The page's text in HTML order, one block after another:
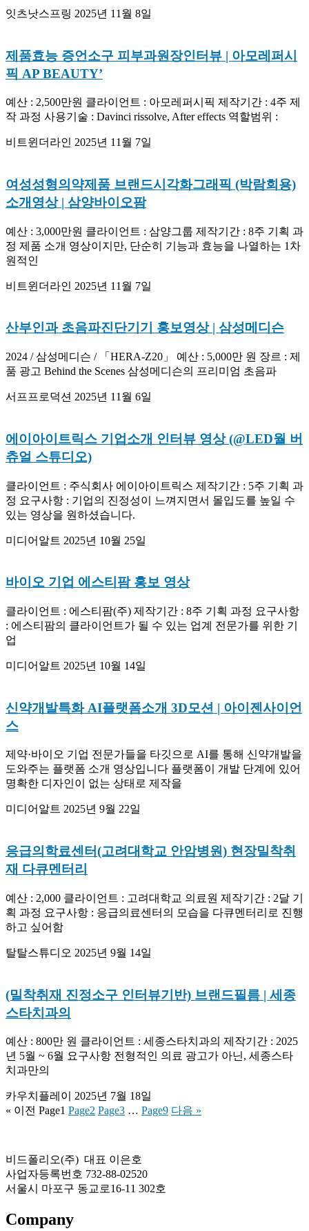
잇츠낫스프링 2025년 11월 8일
제품효능 증언소구 피부과원장인터뷰 | 아모레퍼시
픽 AP BEAUTY’
예산 : 2,500만원 클라이언트 : 아모레퍼시픽 제작기간 : 4주 제
작 과정 사용기술 : Davinci rissolve, After effects 역할범위 :
비트윈더라인 2025년 11월 7일
여성성형의약제품 브랜드시각화그래픽 (박람회용)
소개영상 | 삼양바이오팜
예산 : 3,000만원 클라이언트 : 삼양그룹 제작기간 : 8주 기획 과
정 제품 소개 영상이지만, 단순히 기능과 효능을 나열하는 1차
원적인
비트윈더라인 2025년 11월 7일
산부인과 초음파진단기기 홍보영상 | 삼성메디슨
2024 / 삼성메디슨 / 「HERA-Z20」 예산 : 5,000만 원 장르 : 제
품 광고 Behind the Scenes 삼성메디슨의 프리미엄 초음파
서프프로덕션 2025년 11월 6일
에이아이트릭스 기업소개 인터뷰 영상 (@LED월 버
츄얼 스튜디오)
클라이언트 : 주식회사 에이아이트릭스 제작기간 : 5주 기획 과
정 요구사항 : 기업의 진정성이 느껴지면서 몰입도를 높일 수
있는 영상을 원하셨습니다.
미디어알트 2025년 10월 25일
바이오 기업 에스티팜 홍보 영상
클라이언트 : 에스티팜(주) 제작기간 : 8주 기획 과정 요구사항
: 에스티팜의 클라이언트가 될 수 있는 업계 전문가를 위한 기
업
미디어알트 2025년 10월 14일
신약개발특화 AI플랫폼소개 3D모션 | 아이젠사이언
스
제약·바이오 기업 전문가들을 타깃으로 AI를 통해 신약개발을
도와주는 플랫폼 소개 영상입니다 플랫폼이 개발 단계에 있어
명확한 디자인이 없는 상태로 제작을
미디어알트 2025년 9월 22일
응급의학료센터(고려대학교 안암병원) 현장밀착취
재 다큐멘터리
예산 : 2,000 클라이언트 : 고려대학교 의료원 제작기간 : 2달 기
획 과정 요구사항 : 응급의료센터의 모습을 다큐멘터리로 진행
하고 싶어함
탈탈스튜디오 2025년 9월 14일
(밀착취재 진정소구 인터뷰기반) 브랜드필름 | 세종
스타치과의
예산 : 800만 원 클라이언트 : 세종스타치과의 제작기간 : 2025
년 5월 ~ 6월 요구사항 전형적인 의료 광고가 아닌, 세종스타
치과만의
카우치플레이 2025년 7월 18일
« 이전 Page1 Page2 Page3 … Page9 다음 »
비드폴리오(주) 대표 이은호
사업자등록번호 732-88-02520
서울시 마포구 동교로16-11 302호
Company